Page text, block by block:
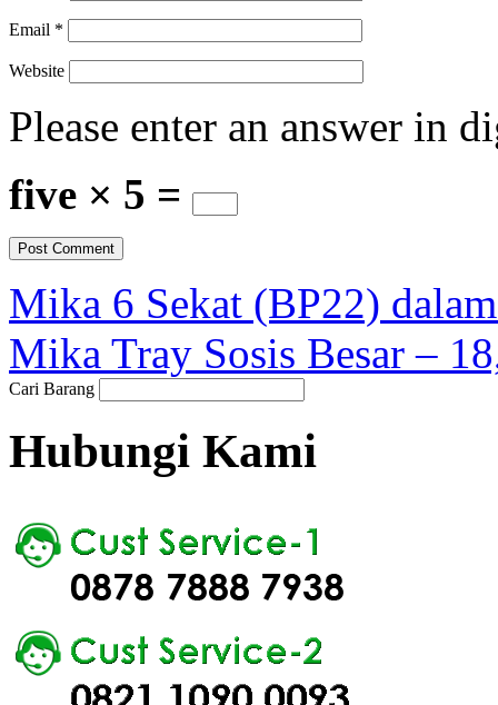
Email *
Website
Please enter an answer in
five × 5 =
Mika 6 Sekat (BP22)
Mika Tray Sosis Besar –
Cari Barang
Hubungi Kami